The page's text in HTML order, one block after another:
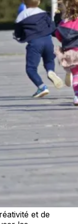
et de